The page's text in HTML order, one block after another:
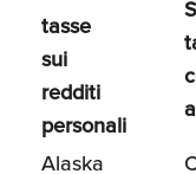
tasse
sui
redditi
personali
Alaska